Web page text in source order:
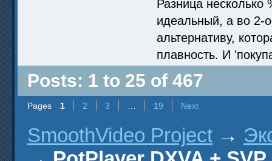
Разница
идеальный, а во 2-
альтернативу,
плавность. И
Posts: 1 to 25 of 467
Pages 1 2 3 19 Next
SmoothVideo Project →